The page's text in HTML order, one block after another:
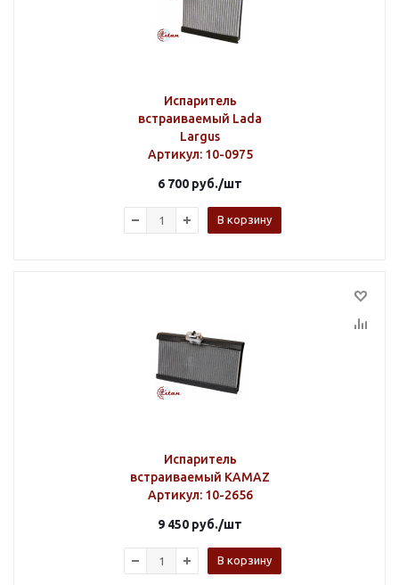
Испаритель
встраиваемый Lada
Largus
Артикул: 10-0975
6 700 руб./шт
В корзину
Испаритель
встраиваемый KAMAZ
Артикул: 10-2656
9 450 руб./шт
В корзину